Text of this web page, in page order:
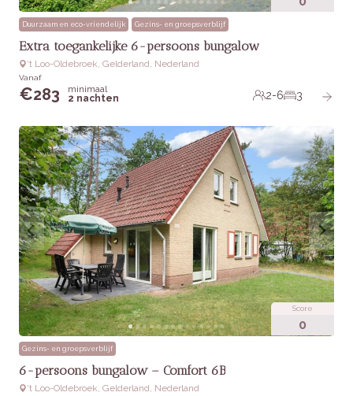
Praktische informatie
Huisdieren:Toegestaan in overleg
Toegankelijkheid:Geschikt voor gezinnen en
vriendengroepen
Extra’s:Gratis WiFi, laadpunt voor elektrische auto’s,
Duurzaam en eco-vriendelijk Gezins- en groepsverblijf
Extra toegankelijke 6-persoons bungalow
‘t Loo-Oldebroek, Gelderland, Nederland
Vanaf
€283
minimaal
2 nachten
2-6 3
Score
0
Gezins- en groepsverblijf
6-persoons bungalow – Comfort 6B
‘t Loo-Oldebroek, Gelderland, Nederland